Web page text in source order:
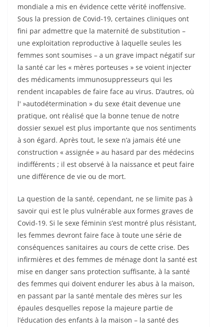
mondiale a mis en évidence cette vérité inoffensive.
Sous la pression de Covid-19, certaines cliniques ont
fini par admettre que la maternité de substitution –
une exploitation reproductive à laquelle seules les
femmes sont soumises – a un grave impact négatif sur
la santé car les « mères porteuses » se voient injecter
des médicaments immunosuppresseurs qui les
rendent incapables de faire face au virus. D’autres, où
l' »autodétermination » du sexe était devenue une
pratique, ont réalisé que la bonne tenue de notre
dossier sexuel est plus importante que nos sentiments
à son égard. Après tout, le sexe n’a jamais été une
construction « assignée » au hasard par des médecins
indifférents ; il est observé à la naissance et peut faire
une différence de vie ou de mort.
La question de la santé, cependant, ne se limite pas à
savoir qui est le plus vulnérable aux formes graves de
Covid-19. Si le sexe féminin s’est montré plus résistant,
les femmes devront faire face à toute une série de
conséquences sanitaires au cours de cette crise. Des
infirmières et des femmes de ménage dont la santé est
mise en danger sans protection suffisante, à la santé
des femmes qui doivent endurer les abus à la maison,
en passant par la santé mentale des mères sur les
épaules desquelles repose la majeure partie de
l’éducation des enfants à la maison – la santé des